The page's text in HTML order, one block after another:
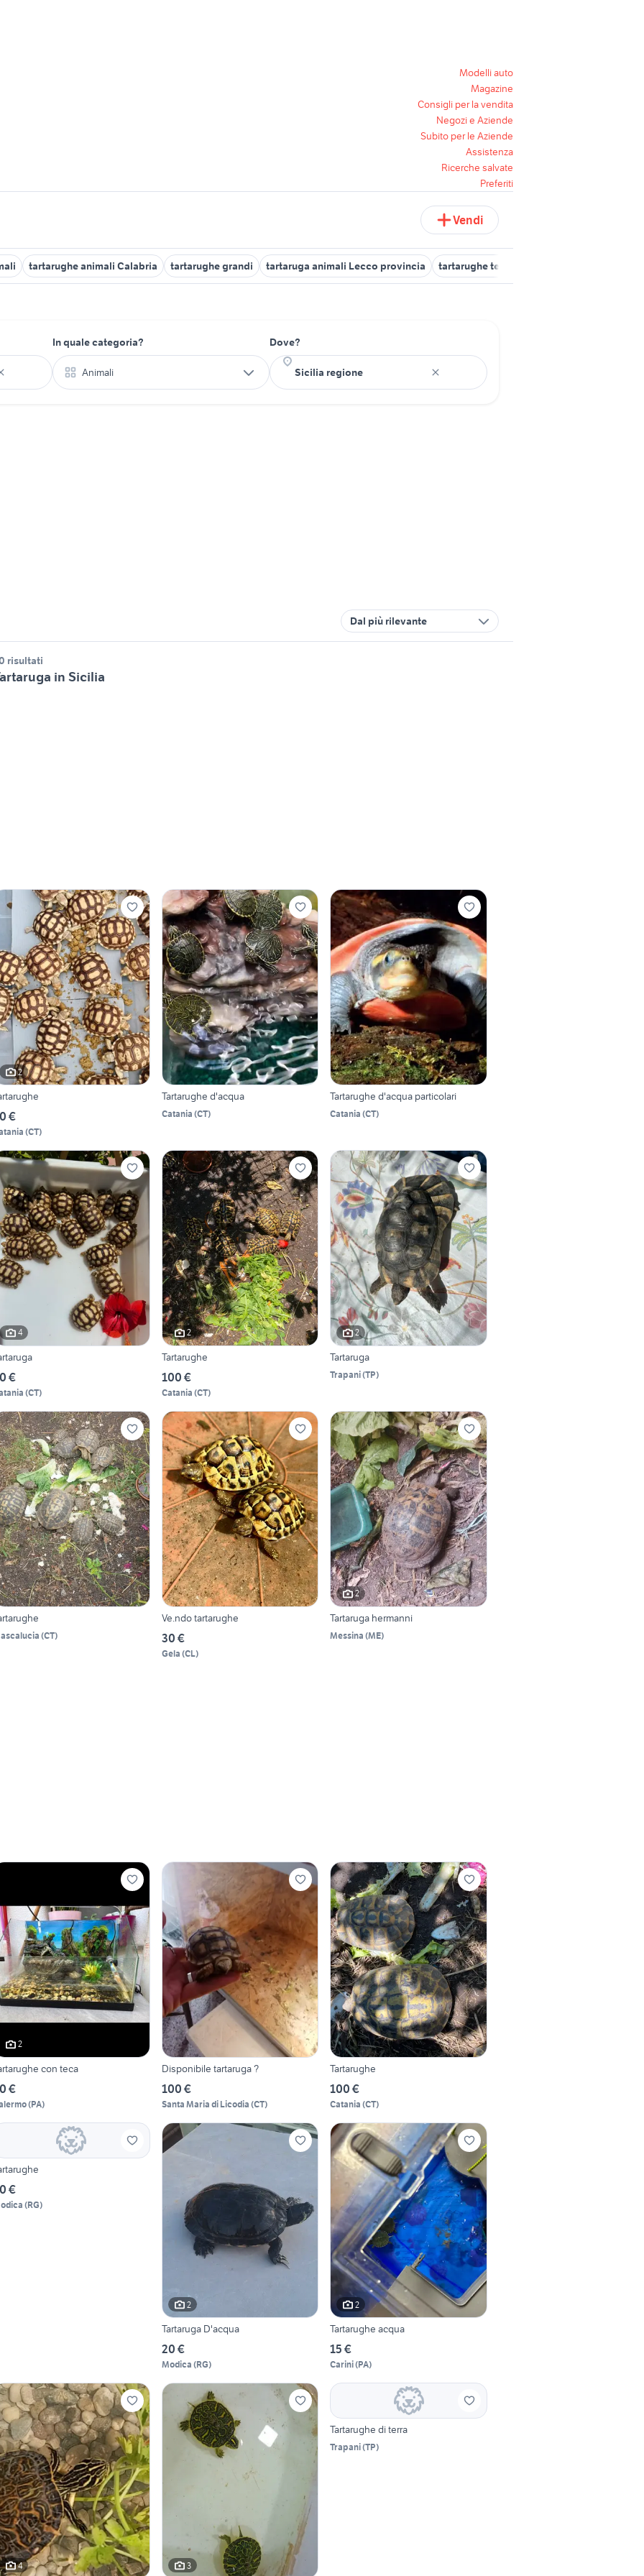
Modelli auto
Magazine
Consigli per la vendita
Negozi e Aziende
Subito per le Aziende
Assistenza
Ricerche salvate
Preferiti
Vendi
tartarughe animali Calabria tartarughe grandi tartaruga animali Lecco provincia tartarughe terra
In quale categoria?
Animali
Dove?
Dal più rilevante
risultati
in Sicilia
2
€
(CT)
Tartarughe d'acqua
Catania (CT)
Tartarughe d'acqua particolari
Catania (CT)
4
€
(CT)
2
Tartarughe
100 €
Catania (CT)
2
Tartaruga
Trapani(TP)
(CT)
Ve.ndo tartarughe
30 €
Gela (CL)
2
Tartaruga hermanni
Messina (ME)
2
con teca
€
(PA)
Disponibile tartaruga ?
100 €
Santa Maria di Licodia (CT)
Tartarughe
100 €
Catania (CT)
€
(RG)
2
Tartaruga D'acqua
20 €
Modica (RG)
2
Tartarughe acqua
15 €
Carini(PA)
4 3
Tartarughe di terra
Trapani(TP)